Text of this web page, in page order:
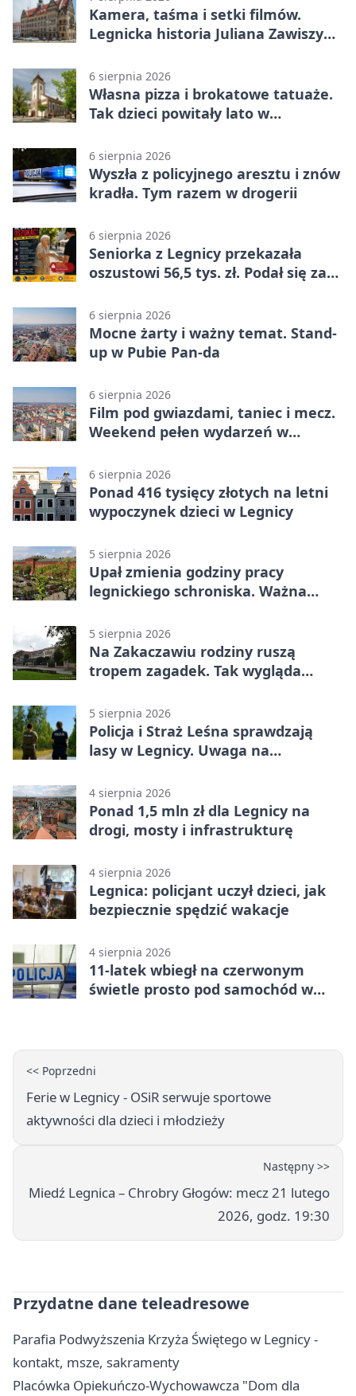
Kamera, taśma i setki filmów.
Legnicka historia Juliana Zawiszy
6 sierpnia 2026
Własna pizza i brokatowe tatuaże.
Tak dzieci powitały lato w
6 sierpnia 2026
Wyszła z policyjnego aresztu i znów
kradła. Tym razem w drogerii
6 sierpnia 2026
Seniorka z Legnicy przekazała
oszustowi 56,5 tys. zł. Podał się za
6 sierpnia 2026
Mocne żarty i ważny temat. Stand-
up w Pubie Pan-da
6 sierpnia 2026
Film pod gwiazdami, taniec i mecz.
Weekend pełen wydarzeń w
6 sierpnia 2026
Ponad 416 tysięcy złotych na letni
wypoczynek dzieci w Legnicy
5 sierpnia 2026
Upał zmienia godziny pracy
legnickiego schroniska. Ważna
5 sierpnia 2026
Na Zakaczawiu rodziny ruszą
tropem zagadek. Tak wygląda
5 sierpnia 2026
Policja i Straż Leśna sprawdzają
lasy w Legnicy. Uwaga na
4 sierpnia 2026
Ponad 1,5 mln zł dla Legnicy na
drogi, mosty i infrastrukturę
4 sierpnia 2026
Legnica: policjant uczył dzieci, jak
bezpiecznie spędzić wakacje
4 sierpnia 2026
11-latek wbiegł na czerwonym
świetle prosto pod samochód w
<< Poprzedni
Ferie w Legnicy - OSiR serwuje sportowe
aktywności dla dzieci i młodzieży
Następny >>
Miedź Legnica – Chrobry Głogów: mecz 21 lutego
2026, godz. 19:30
Przydatne dane teleadresowe
Parafia Podwyższenia Krzyża Świętego w Legnicy -
kontakt, msze, sakramenty
Placówka Opiekuńczo-Wychowawcza "Dom dla